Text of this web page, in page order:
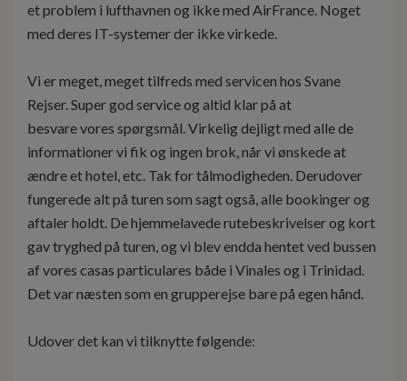
et problem i lufthavnen og ikke med AirFrance. Noget
med deres IT-systemer der ikke virkede.
Vi er meget, meget tilfreds med servicen hos Svane
Rejser. Super god service og altid klar på at
besvare vores spørgsmål. Virkelig dejligt med alle de
informationer vi fik og ingen brok, når vi ønskede at
ændre et hotel, etc. Tak for tålmodigheden. Derudover
fungerede alt på turen som sagt også, alle bookinger og
aftaler holdt. De hjemmelavede rutebeskrivelser og kort
gav tryghed på turen, og vi blev endda hentet ved bussen
af vores casas particulares både i Vinales og i Trinidad.
Det var næsten som en grupperejse bare på egen hånd.
Udover det kan vi tilknytte følgende: